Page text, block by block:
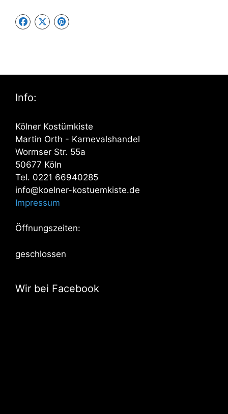
Info:
Kölner Kostümkiste
Martin Orth - Karnevalshandel
Wormser Str. 55a
50677 Köln
Tel. 0221 66940285
info@koelner-kostuemkiste.de
Impressum
Öffnungszeiten:
geschlossen
Wir bei Facebook